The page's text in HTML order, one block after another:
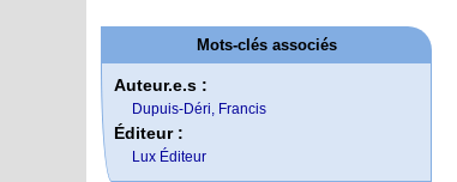
Mots-clés associés
Auteur.e.s :
Dupuis-Déri, Francis
Éditeur :
Lux Éditeur